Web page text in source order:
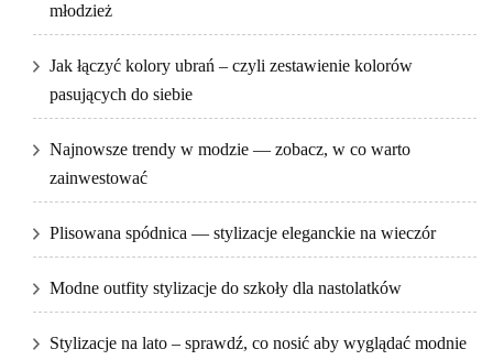
młodzież
Jak łączyć kolory ubrań – czyli zestawienie kolorów
pasujących do siebie
Najnowsze trendy w modzie — zobacz, w co warto
zainwestować
Plisowana spódnica — stylizacje eleganckie na wieczór
Modne outfity stylizacje do szkoły dla nastolatków
Stylizacje na lato – sprawdź, co nosić aby wyglądać modnie